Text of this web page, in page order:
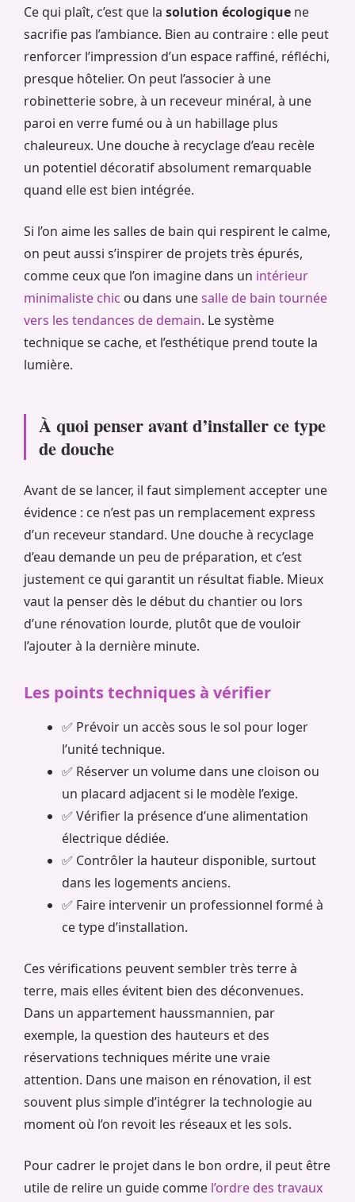
Ce qui plaît, c’est que la solution écologique ne
sacrifie pas l’ambiance. Bien au contraire : elle peut
renforcer l’impression d’un espace raffiné, réfléchi,
presque hôtelier. On peut l’associer à une
robinetterie sobre, à un receveur minéral, à une
paroi en verre fumé ou à un habillage plus
chaleureux. Une douche à recyclage d’eau recèle
un potentiel décoratif absolument remarquable
quand elle est bien intégrée.
Si l’on aime les salles de bain qui respirent le calme,
on peut aussi s’inspirer de projets très épurés,
comme ceux que l’on imagine dans un intérieur
minimaliste chic ou dans unesalle de bain tournée
vers les tendances de demain. Le système
technique se cache, et l’esthétique prend toute la
lumière.
À quoi penser avant d’installer ce type
de douche
Avant de se lancer, il faut simplement accepter une
évidence : ce n’est pas un remplacement express
d’un receveur standard. Une douche à recyclage
d’eau demande un peu de préparation, et c’est
justement ce qui garantit un résultat fiable. Mieux
vaut la penser dès le début du chantier ou lors
d’une rénovation lourde, plutôt que de vouloir
l’ajouter à la dernière minute.
Les points techniques à vérifier
✅ Prévoir un accès sous le sol pour loger
l’unité technique.
✅ Réserver un volume dans une cloison ou
un placard adjacent si le modèle l’exige.
✅ Vérifier la présence d’une alimentation
électrique dédiée.
✅ Contrôler la hauteur disponible, surtout
dans les logements anciens.
✅ Faire intervenir un professionnel formé à
ce type d’installation.
Ces vérifications peuvent sembler très terre à
terre, mais elles évitent bien des déconvenues.
Dans un appartement haussmannien, par
exemple, la question des hauteurs et des
réservations techniques mérite une vraie
attention. Dans une maison en rénovation, il est
souvent plus simple d’intégrer la technologie au
moment où l’on revoit les réseaux et les sols.
Pour cadrer le projet dans le bon ordre, il peut être
utile de relire un guide comme l’ordre des travaux